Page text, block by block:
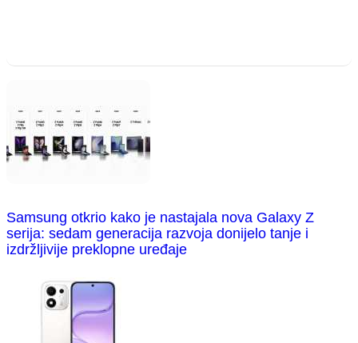
Samsung otkrio kako je nastajala nova Galaxy Z
serija: sedam generacija razvoja donijelo tanje i
izdržljivije preklopne uređaje